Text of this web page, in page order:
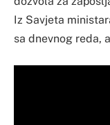
Iz Savjeta
sa dnevnog reda,